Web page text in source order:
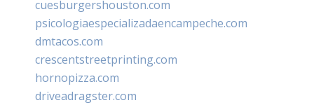
cuesburgershouston.com
psicologiaespecializadaencampeche.com
dmtacos.com
crescentstreetprinting.com
hornopizza.com
driveadragster.com